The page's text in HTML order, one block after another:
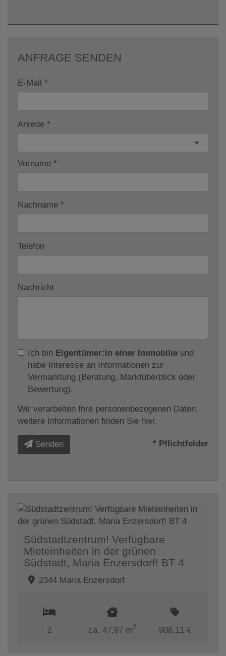
ANFRAGE SENDEN
E-Mail
Anrede
Vorname
Nachname
Telefon
Nachricht
Ich bin Eigentümer:in einer Immobilie und
habe Interesse an Informationen zur
Vermarktung (Beratung, Marktüberblick oder
Bewertung).
Wir verarbeiten Ihre personenbezogenen Daten,
weitere Informationen finden Sie hier.
Senden * Pflichtfelder
Südstadtzentrum! Verfügbare
Mieteinheiten in der grünen
Südstadt, Maria Enzersdorf! BT 4
2344 Maria Enzersdorf
2 ca. 47,97 m2 908,11 €